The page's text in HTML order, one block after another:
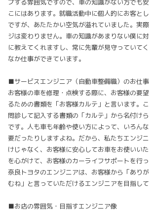
プする雰囲気ですので、車の知識がない方でも
こにはあります。就職活動中に個人的にお客と
ですが、あたたかい空気が溢れていました。実
ジは変わりません。車の知識があまりない僕に
に教えてくれますし、常に先輩が見守っていて
なか仕事ができています。
■サービスエンジニア（自動車整備職）のお仕事
お客様の車を修理・点検する際に、お客様の要
るための書類を「お客様カルテ」と言います。
問診して記入する書類の「カルテ」から名付け
です。人も車も年齢や使い方によって、いろん
要だったりしますよね。だから、私たちエンジ
けじゃなく、お客様に安心してお車をお使いい
を心がけて、お客様のカーライフサポートを行
奈良トヨタのエンジニアは、お客様から「あり
むね」と言っていただけるエンジニアを目指して
■お店の雰囲気・目指すエンジニア像